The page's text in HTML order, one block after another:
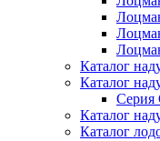
Каталог
Каталог
Серия
Каталог
Каталог